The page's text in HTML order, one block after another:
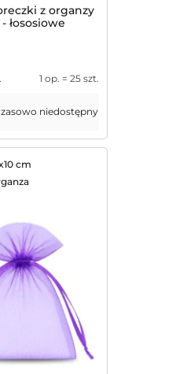
z organzy
łososiowe
1 op. = 25 szt.
niedostępny
cm